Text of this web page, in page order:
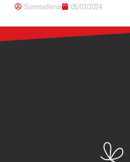
Sommellerie 05/07/2024